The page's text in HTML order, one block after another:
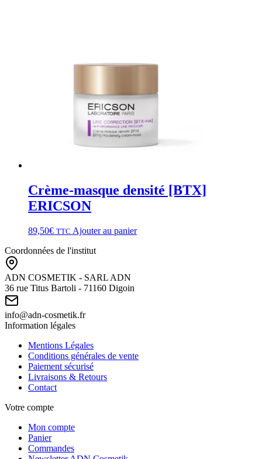
Crème-masque densité [BTX]
ERICSON
89,50€ TTC Ajouter au panier
Coordonnées de l'institut
ADN COSMETIK - SARL ADN
36 rue Titus Bartoli - 71160 Digoin
info@adn-cosmetik.fr
Information légales
Mentions Légales
Conditions générales de vente
Paiement sécurisé
Livraisons & Retours
Contact
Votre compte
Mon compte
Panier
Commandes